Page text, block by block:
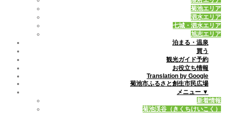
菊池エリア
泗水エリア
七城・泗水エリア
旭志エリア
泊まる・温泉
買う
観光ガイド予約
お役立ち情報
Translation by Google
菊池市ふるさと創生市民広場
メニュー ▼
新着情報
菊池渓谷（きくちけいこく）